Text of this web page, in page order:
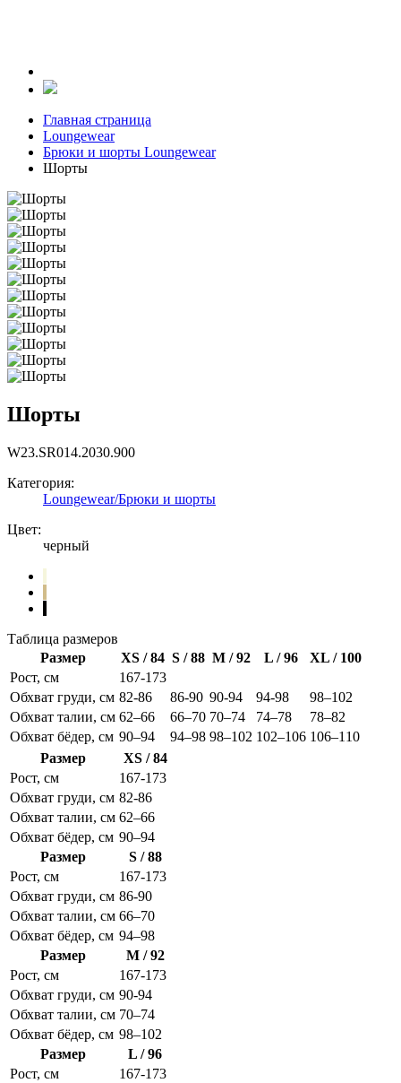
Главная страница
Loungewear
Брюки и шорты Loungewear
Шорты
Шорты
W23.SR014.2030.900
Категория:
Loungewear/Брюки и шорты
Цвет:
черный
Таблица размеров
Размер
XS / 84 S / 88 M / 92 L / 96
XL / 100
Рост, см
167-173
Обхват груди, см 82-86 86-90 90-94 94-98
98–102
Обхват талии, см 62–66 66–70 70–74 74–78
78–82
Обхват бёдер, см 90–94 94–98 98–102 102–106 106–110
Размер
XS / 84
Рост, см
167-173
Обхват груди, см 82-86
Обхват талии, см 62–66
Обхват бёдер, см 90–94
Размер
S / 88
Рост, см
167-173
Обхват груди, см 86-90
Обхват талии, см 66–70
Обхват бёдер, см 94–98
Размер
M / 92
Рост, см
167-173
Обхват груди, см 90-94
Обхват талии, см 70–74
Обхват бёдер, см 98–102
Размер
L / 96
Рост, см
167-173